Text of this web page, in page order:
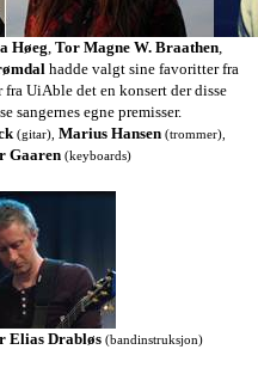
Høeg, Tor Magne W. Braathen,
hadde valgt sine favoritter fra
UiAble det en konsert der disse
sangernes egne premisser.
(gitar), Marius Hansen (trommer),
Gaaren (keyboards)
Elias Drabløs (bandinstruksjon)